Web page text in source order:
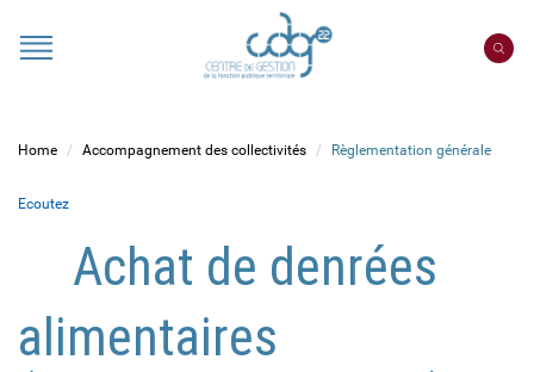
CDG
Home Accompagnement des collectivités Règlementation générale
Ecoutez
Achat de denrées
alimentaires